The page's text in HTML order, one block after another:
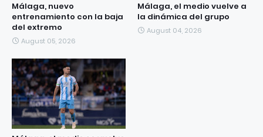
Málaga, nuevo
entrenamiento con la baja
del extremo
August 05, 2026
Málaga, el medio vuelve a
la dinámica del grupo
August 04, 2026